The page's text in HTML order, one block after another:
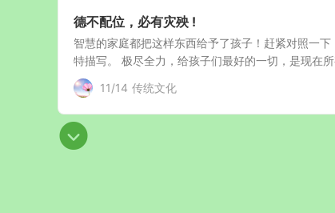
德不配位，必有灾殃 !
智慧的家庭都把这样东西给予了孩子！赶紧对照一
特描写。 极尽全力，给孩子们最好的一切，是现在
11/14 传统文化